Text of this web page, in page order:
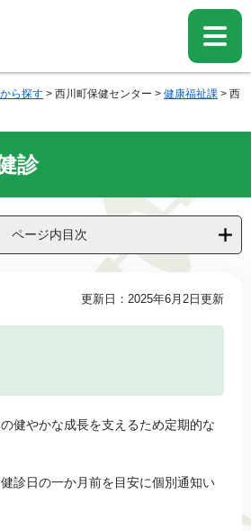
ら探す > 西川町保健センター > 健康福祉課 > 西
診
ページ内目次
更新日：2025年6月2日更新
健やかな成長を支えるため定期的な
診日の一か月前を目安に個別通知い